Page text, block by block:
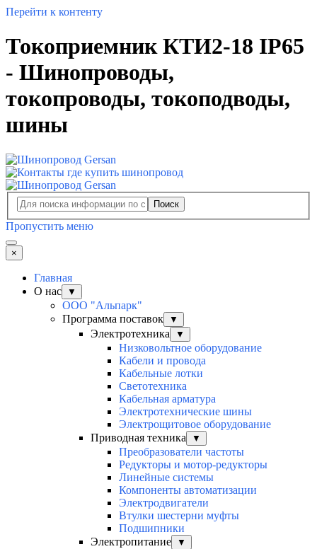
Перейти к контенту
Токоприемник КТИ2-18 IP65
- Шинопроводы,
токопроводы, токоподводы,
шины
Поиск
Пропустить меню
×
Главная
О нас
▼
ООО "Альпарк"
Программа поставок
▼
Электротехника ▼
Низковольтное оборудование
Кабели и провода
Кабельные лотки
Светотехника
Кабельная арматура
Электротехнические шины
Электрощитовое оборудование
Приводная техника
▼
Преобразователи частоты
Редукторы и мотор-редукторы
Линейные системы
Компоненты автоматизации
Электродвигатели
Втулки шестерни муфты
Подшипники
Электропитание
▼